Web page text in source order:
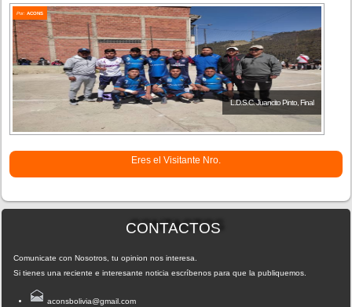
Por:ACONS
L.D.S.C. Juancito Pinto, Final
Eres el Visitante Nro.
CONTACTOS
Comunicate con Nosotros, tu opinion nos interesa.
Si tienes una reciente e interesante noticia escríbenos para que la publiquemos.
aconsbolivia@gmail.com